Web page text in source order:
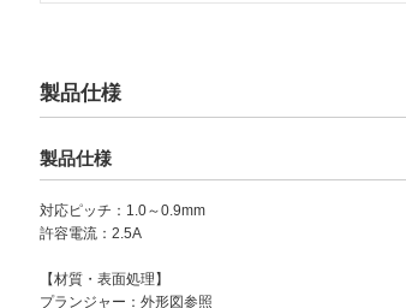
製品仕様
製品仕様
対応ピッチ：1.0～0.9mm
許容電流：2.5A
【材質・表面処理】
プランジャー：外形図参照